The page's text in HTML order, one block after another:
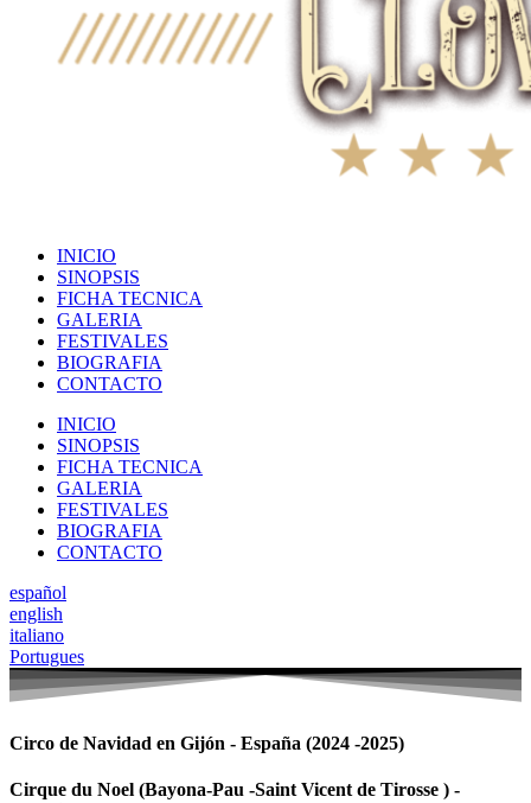
INICIO
SINOPSIS
FICHA TECNICA
GALERIA
FESTIVALES
BIOGRAFIA
CONTACTO
INICIO
SINOPSIS
FICHA TECNICA
GALERIA
FESTIVALES
BIOGRAFIA
CONTACTO
español
english
italiano
Portugues
Circo de Navidad en Gijón - España (2024 -2025)
Cirque du Noel (Bayona-Pau -Saint Vicent de Tirosse ) -